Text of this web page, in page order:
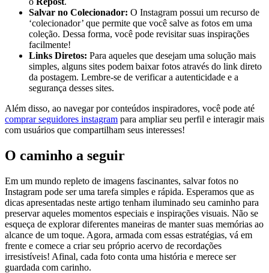
Salvar ​no Colecionador: O‍ Instagram ​possui um recurso de‌
‘colecionador’⁤ que permite que você salve as⁢ fotos⁣ em⁤ uma
coleção. ​Dessa forma,⁢ você ⁤pode ‌revisitar suas inspirações
facilmente!
Links Diretos: Para aqueles que desejam uma solução mais
simples, alguns sites podem⁢ baixar fotos através do‌ link direto
da ‌postagem.⁣ Lembre-se⁣ de verificar a autenticidade e‍ a
⁤segurança desses sites.
Além disso, ao navegar⁣ por conteúdos inspiradores, você pode até
comprar seguidores‌ instagram para ampliar seu perfil e⁢ interagir mais
com usuários que compartilham⁣ seus interesses!
O⁣ caminho a seguir
Em um mundo repleto de⁣ imagens fascinantes,⁣ salvar⁤ fotos no
‍Instagram pode ser‌ uma tarefa ⁢simples⁤ e rápida. Esperamos que‌ as
dicas ‌apresentadas neste artigo tenham‌ iluminado seu caminho para
‌preservar aqueles momentos especiais e inspirações​ visuais. Não‍ se
esqueça de⁣ explorar‍ diferentes maneiras de manter‌ suas memórias ⁢ao
alcance de‌ um⁣ toque. ⁢Agora, armada com essas estratégias, vá em ​
frente ‌e ⁣comece​ a criar seu ​próprio acervo de recordações
irresistíveis!⁤ Afinal, ​cada foto⁣ conta uma história e merece ser
guardada com carinho.